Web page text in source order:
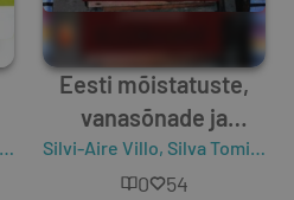
Eesti mõistatuste,
vanasõnade ja
kõnekäändude
kuldraamat
Silvi-Aire Villo, Silva Tomingas
0 54